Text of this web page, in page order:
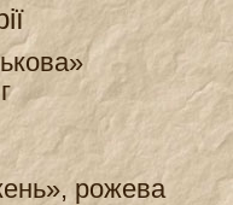
рожева